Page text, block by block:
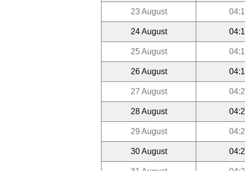
23 August
24 August
25 August
26 August
27 August
28 August
29 August
30 August